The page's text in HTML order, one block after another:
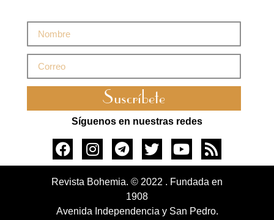
Suscríbete
Síguenos en nuestras redes
Revista Bohemia. © 2022 . Fundada en
1908
Avenida Independencia y San Pedro.